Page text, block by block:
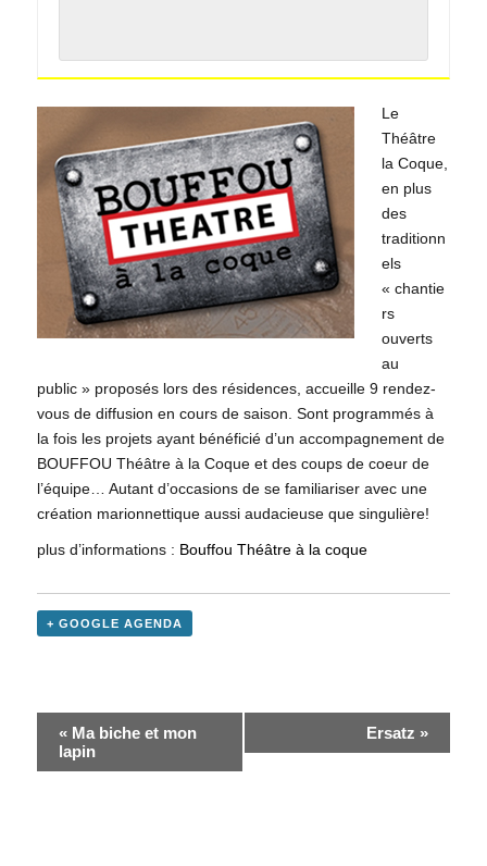
Le
Théâtre
la Coque,
en plus
des
traditionn
els
« chantie
rs
ouverts
au
public » proposés lors des résidences, accueille 9 rendez-
vous de diffusion en cours de saison. Sont programmés à
la fois les projets ayant bénéficié d’un accompagnement de
BOUFFOU Théâtre à la Coque et des coups de coeur de
l’équipe… Autant d’occasions de se familiariser avec une
création marionnettique aussi audacieuse que singulière!
plus d’informations : Bouffou Théâtre à la coque
+ GOOGLE AGENDA
« Ma biche et mon
lapin
Ersatz »